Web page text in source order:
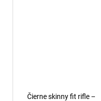
Čierne skinny fit rifle –